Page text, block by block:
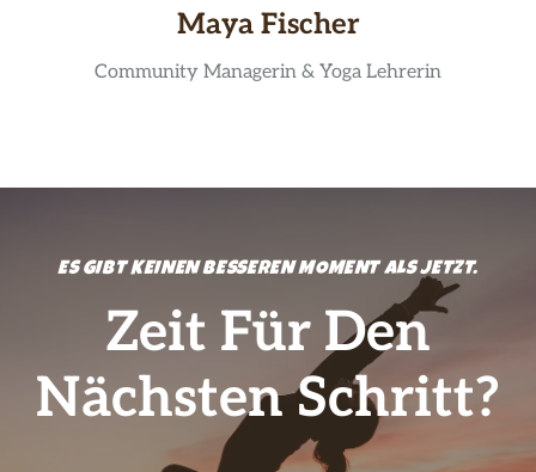
Maya Fischer
Community Managerin & Yoga Lehrerin
ES GIBT KEINEN BESSEREN MOMENT ALS JETZT.
Zeit Für Den
Nächsten Schritt?